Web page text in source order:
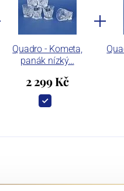
Quadro - Kometa,
panák nízký…
2 299 Kč